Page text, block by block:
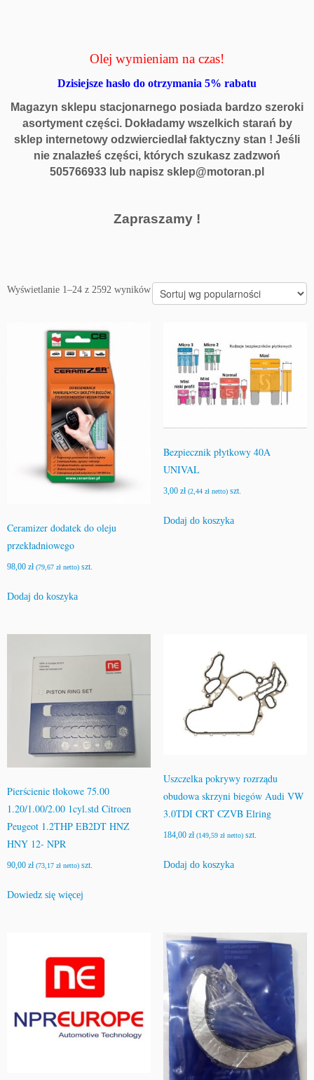
Olej wymieniam na czas!
Dzisiejsze hasło do otrzymania 5% rabatu
Magazyn sklepu stacjonarnego posiada bardzo szeroki
asortyment części. Dokładamy wszelkich starań by
sklep internetowy odzwierciedlał faktyczny stan ! Jeśli
nie znalazłeś części, których szukasz zadzwoń
505766933 lub napisz sklep@motoran.pl
Zapraszamy !
Wyświetlanie 1–24 z 2592 wynikówPosortowane
według
Ceramizer dodatek do oleju
przekładniowego
98,00 zł (79,67 zł netto) szt.
Dodaj do koszyka
Bezpiecznik płytkowy 40A
UNIVAL
3,00 zł (2,44 złnetto)szt.
Dodaj do koszyka
Pierścienie tłokowe 75.00
1.20/1.00/2.00 1cyl.std Citroen
Peugeot 1.2THP EB2DT HNZ
HNY 12- NPR
90,00 zł (73,17 zł netto) szt.
Dowiedz się więcej
Uszczelka pokrywy rozrządu
obudowa skrzyni biegów Audi VW
3.0TDI CRT CZVB Elring
184,00 zł (149,59 złnetto)szt.
Dodaj do koszyka